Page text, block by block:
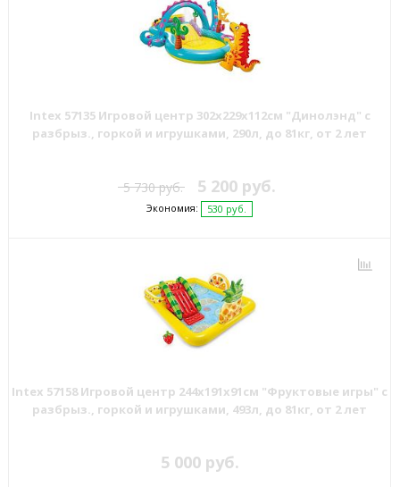
Intex 57135 Игровой центр 302х229х112см "Динолэнд" с
разбрыз., горкой и игрушками, 290л, до 81кг, от 2 лет
5 730 руб. 5 200 руб.
Экономия: 530 руб.
Intex 57158 Игровой центр 244х191х91см "Фруктовые игры" с
разбрыз., горкой и игрушками, 493л, до 81кг, от 2 лет
5 000 руб.